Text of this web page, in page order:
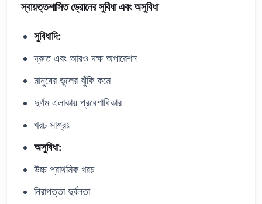
স্বায়ত্তশাসিত ড্রোনের সুবিধা এবং অসুবিধা
সুবিধাদি:
দ্রুত এবং আরও দক্ষ অপারেশন
মানুষের ভুলের ঝুঁকি কমে
দুর্গম এলাকায় প্রবেশাধিকার
খরচ সাশ্রয়
অসুবিধা:
উচ্চ প্রাথমিক খরচ
নিরাপত্তা দুর্বলতা